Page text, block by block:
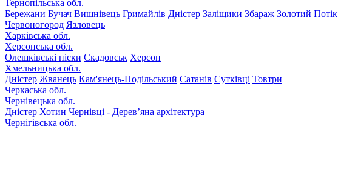
Тернопільська обл.
Бережани Бучач Вишнівець Гримайлів Дністер Заліщики Збараж Золотий Потік
Червоногород Язловець
Харківська обл.
Херсонська обл.
Олешківські піски Скадовськ Херсон
Хмельницька обл.
Дністер Жванець Кам'янець-Подільський Сатанів Сутківці Товтри
Черкаська обл.
Чернівецька обл.
Дністер Хотин Чернівці - Дерев’яна архітектура
Чернігівська обл.